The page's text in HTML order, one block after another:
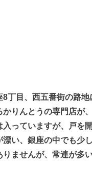
8丁目、西五番街の路地
かりんとうの専門店が
入っていますが、戸を
漂い、銀座の中でも少
ませんが、常連が多